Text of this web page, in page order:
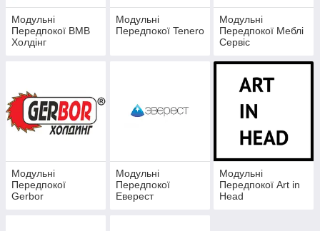
Модульні
Передпокої ВМВ
Холдінг
Модульні
Передпокої Tenero
Модульні
Передпокої Меблі
Сервіс
Модульні
Передпокої
Gerbor
Модульні
Передпокої
Еверест
Модульні
Передпокої Art in
Head